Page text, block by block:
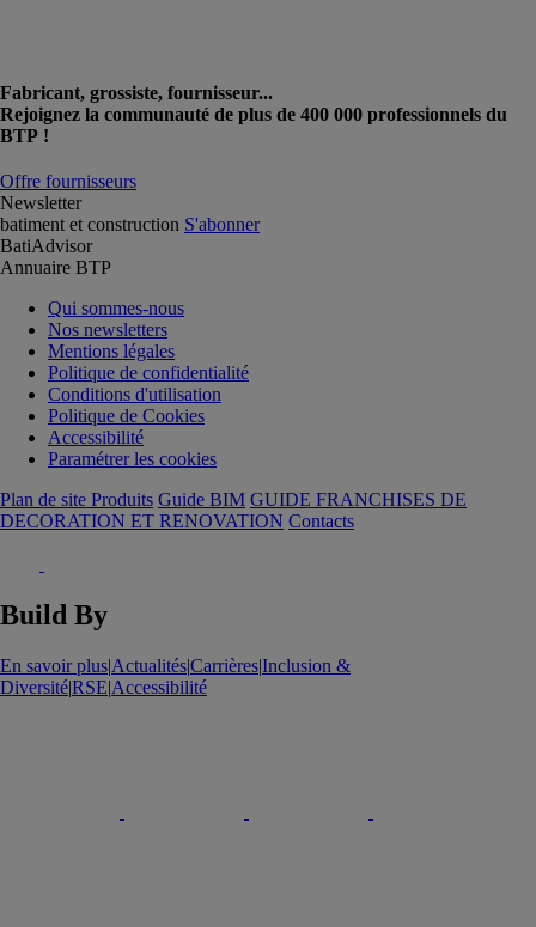
Fabricant, grossiste, fournisseur...
Rejoignez la communauté de plus de 400 000 professionnels du
BTP !
Offre fournisseurs
Newsletter
batiment et construction S'abonner
BatiAdvisor
Annuaire BTP
Qui sommes-nous
Nos newsletters
Mentions légales
Politique de confidentialité
Conditions d'utilisation
Politique de Cookies
Accessibilité
Paramétrer les cookies
Plan de site Produits Guide BIM GUIDE FRANCHISES DE
DECORATION ET RENOVATION Contacts
Build By
En savoir plus|Actualités|Carrières|Inclusion &
Diversité|RSE|Accessibilité